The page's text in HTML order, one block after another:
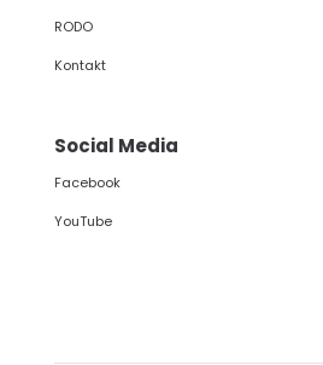
RODO
Kontakt
Social Media
Facebook
YouTube